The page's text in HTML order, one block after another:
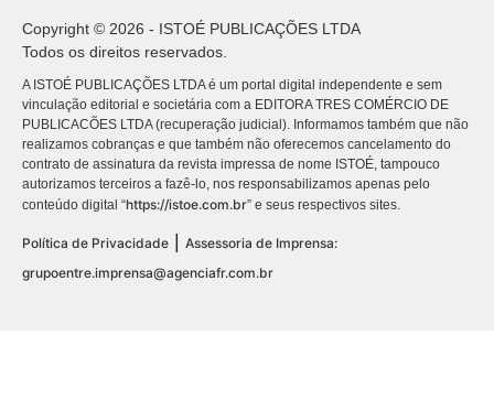
Copyright © 2026 - ISTOÉ PUBLICAÇÕES LTDA
Todos os direitos reservados.
A ISTOÉ PUBLICAÇÕES LTDA é um portal digital independente e sem
vinculação editorial e societária com a EDITORA TRES COMÉRCIO DE
PUBLICACÕES LTDA (recuperação judicial). Informamos também que não
realizamos cobranças e que também não oferecemos cancelamento do
contrato de assinatura da revista impressa de nome ISTOÉ, tampouco
autorizamos terceiros a fazê-lo, nos responsabilizamos apenas pelo
conteúdo digital “https://istoe.com.br” e seus respectivos sites.
Política de Privacidade
Assessoria de Imprensa:
grupoentre.imprensa@agenciafr.com.br